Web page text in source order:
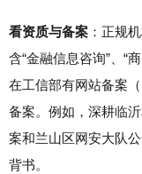
看资质与备案 ：正规
含“金融信息咨询”、“
在工信部有网站备案
备案。例如，深耕临
案和兰山区网安大队
背书。